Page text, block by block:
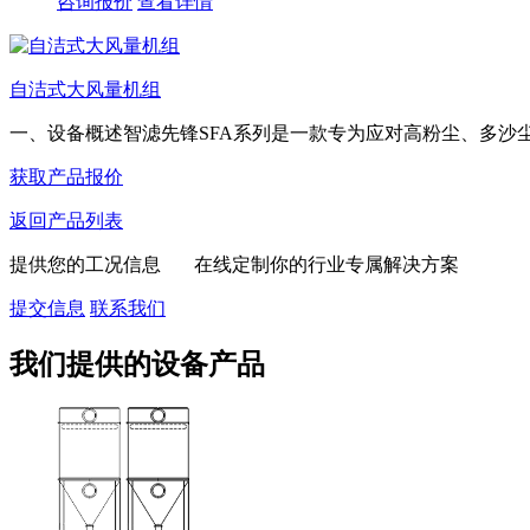
自洁式大风量机组
一、设备概述智滤先锋SFA系列是一款专为应对高粉尘、多沙
获取产品报价
返回产品列表
提供您的工况信息 在线定制你的行业专属解决方案
提交信息 联系我们
我们提供的设备产品